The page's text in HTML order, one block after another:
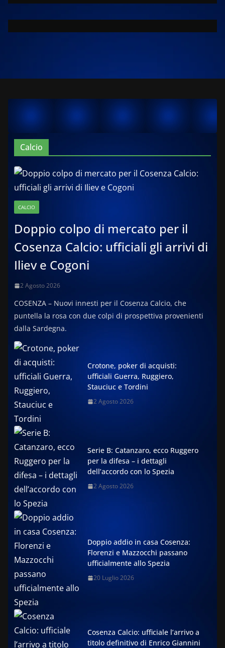
Calcio
CALCIO
Doppio colpo di mercato per il
Cosenza Calcio: ufficiali gli arrivi di
Iliev e Cogoni
2 Agosto 2026
COSENZA – Nuovi innesti per il Cosenza Calcio, che
puntella la rosa con due colpi di prospettiva provenienti
dalla Sardegna.
Crotone, poker di acquisti:
ufficiali Guerra, Ruggiero,
Stauciuc e Tordini
2 Agosto 2026
Serie B: Catanzaro, ecco Ruggero
per la difesa – i dettagli
dell’accordo con lo Spezia
2 Agosto 2026
Doppio addio in casa Cosenza:
Florenzi e Mazzocchi passano
ufficialmente allo Spezia
20 Luglio 2026
Cosenza Calcio: ufficiale l’arrivo a
titolo definitivo di Enrico Giannini